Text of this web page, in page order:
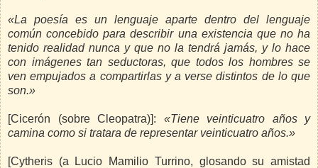
«La poesía es un lenguaje aparte dentro del lenguaje
común concebido para describir una existencia que no ha
tenido realidad nunca y que no la tendrá jamás, y lo hace
con imágenes tan seductoras, que todos los hombres se
ven empujados a compartirlas y a verse distintos de lo que
son.»
[Cicerón (sobre Cleopatra)]: «Tiene veinticuatro años y
camina como si tratara de representar veinticuatro años.»
[Cytheris (a Lucio Mamilio Turrino, glosando su amistad